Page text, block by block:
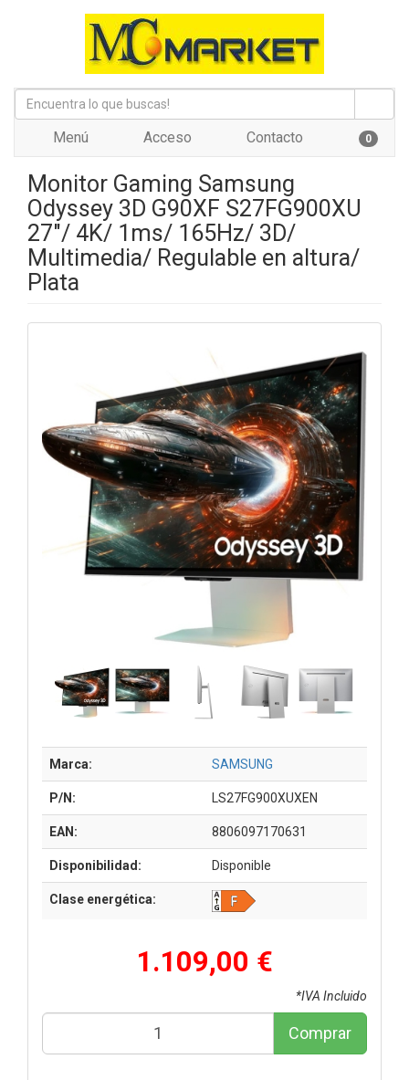
Menú Acceso Contacto 0
Monitor Gaming Samsung
Odyssey 3D G90XF S27FG900XU
27"/ 4K/ 1ms/ 165Hz/ 3D/
Multimedia/ Regulable en altura/
Plata
Marca: SAMSUNG
P/N: LS27FG900XUXEN
EAN: 8806097170631
Disponibilidad: Disponible
Clase energética:
1.109,00 €
*IVA Incluido
Comprar